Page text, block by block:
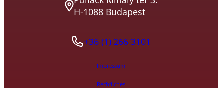
H-1088 Budapest
+36 (1) 266 3101
Impressum
Rechtliches